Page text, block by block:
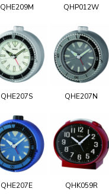
QHE209M QHP012W
QHE207S QHE207N
QHE207E QHK059R